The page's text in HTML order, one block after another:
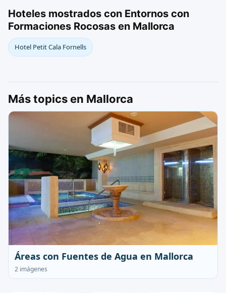
Hoteles mostrados con Entornos con
Formaciones Rocosas en Mallorca
Hotel Petit Cala Fornells
Más topics en Mallorca
Áreas con Fuentes de Agua en Mallorca
2 imágenes